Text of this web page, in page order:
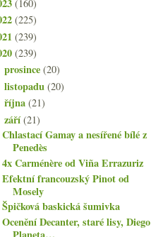
(160)
(225)
(239)
(239)
prosince(20)
listopadu(20)
října(21)
září(21)
Chlastací Gamay a nesířené bílé z
Penedès
4x Carménère od Viña Errazuriz
Efektní francouzský Pinot od
Mosely
Špičková baskická šumivka
Ocenění Decanter, staré lisy, Diego